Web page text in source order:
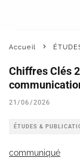
Accueil
Chiffres Clés
21/06/2026
ÉTUDES &
communiqué